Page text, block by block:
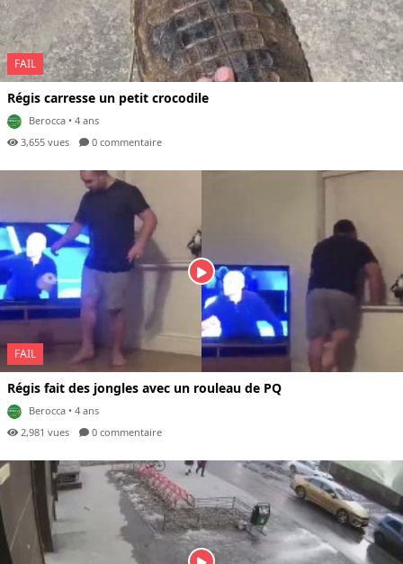
FAIL
Régis carresse un petit crocodile
Berocca • 4 ans
3,655 vues
0 commentaire
FAIL
Régis fait des jongles avec un rouleau de PQ
Berocca • 4 ans
2,981 vues
0 commentaire